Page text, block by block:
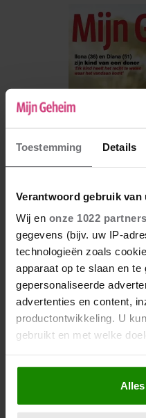
Toestemming Details
Verantwoord gebruik van
Wij en onze 1022 partners
gegevens (bijv. uw IP-
technologieën zoals
apparaat op te slaan en te
gepersonaliseerde
advertenties en content,
productontwikkeling. U
gebruikt en met welke
Als u het toestaat, willen
Informatie
die tot een paar
De nieuwe Mijn